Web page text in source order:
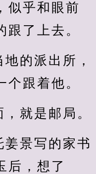
似乎和眼前
了上去。
的派出所，
跟着他。
就是邮局。
姜景写的家书
后，想了